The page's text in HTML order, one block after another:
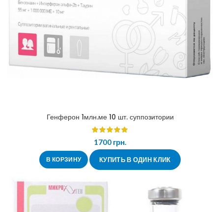
Генферон 1млн.ме 10 шт. суппозитории
1700 грн.
В КОРЗИНУ КУПИТЬ В ОДИН КЛИК